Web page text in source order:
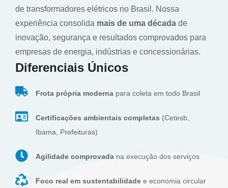
de transformadores elétricos no Brasil. Nossa
experiência consolida mais de uma década de
inovação, segurança e resultados comprovados para
empresas de energia, indústrias e concessionárias.
Diferenciais Únicos
Frota própria moderna para coleta em todo Brasil
Certificações ambientais completas (Cetesb,
Ibama, Prefeituras)
Agilidade comprovada na execução dos serviços
Foco real em sustentabilidade e economia circular